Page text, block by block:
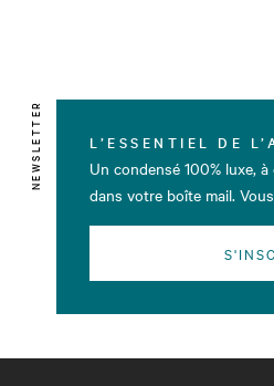
NEWSLETTER L’ESSENTIEL DE
Un condensé 100% luxe,
dans votre boîte mail.